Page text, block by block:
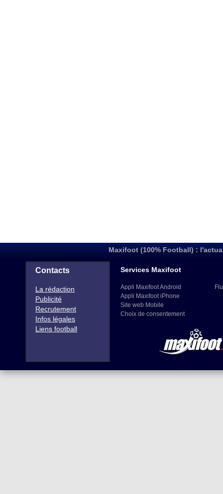
Maxifoot (100% Football) :
Contacts
La rédaction
Publicité
Recrutement
Infos légales
Liens football
Services Maxifoot
Appli Maxifoot Android
Appli Maxifoot iPhone
Site web Mobile
Choix de consentement